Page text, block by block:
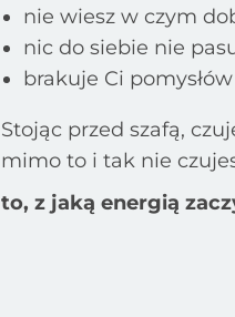
nie wiesz w czym
nic do siebie nie
brakuje Ci
Stojąc przed szafą,
mimo to i tak nie
to, z jaką energią